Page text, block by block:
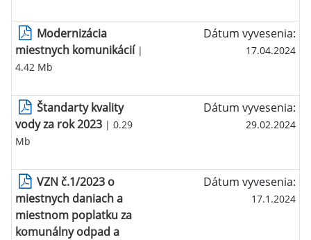
Modernizácia
miestnych komunikácií|
4.42 Mb
Dátum vyvesenia:
17.04.2024
Štandarty kvality
vody za rok 2023 | 0.29
Mb
Dátum vyvesenia:
29.02.2024
VZN č.1/2023 o
miestnych daniach a
miestnom poplatku za
komunálny odpad a
Dátum vyvesenia:
17.1.2024